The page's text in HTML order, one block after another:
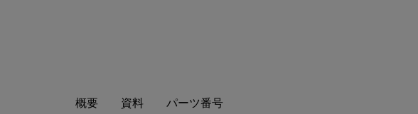
概要 資料 パーツ番号